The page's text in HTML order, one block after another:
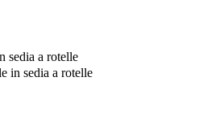
sedia a rotelle
in sedia a rotelle